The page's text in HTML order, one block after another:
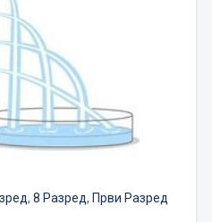
, 8 Разред, Први Разред